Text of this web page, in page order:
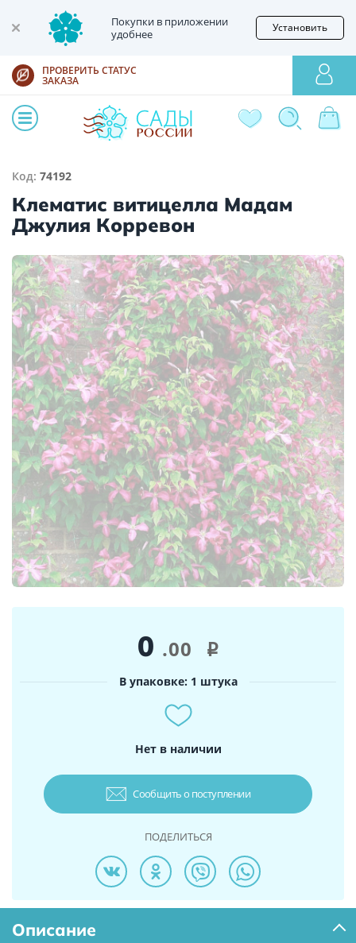
Покупки в приложении
удобнее
Установить
ПРОВЕРИТЬ СТАТУС
ЗАКАЗА
Код: 74192
Клематис витицелла Мадам
Джулия Корревон
0 .00 i
В упаковке: 1 штука
Нет в наличии
Сообщить о поступлении
ПОДЕЛИТЬСЯ
Описание